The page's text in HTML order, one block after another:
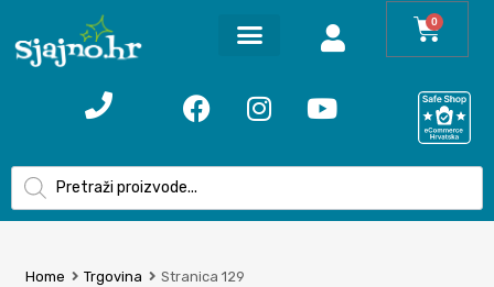
0
Home Trgovina Stranica 129